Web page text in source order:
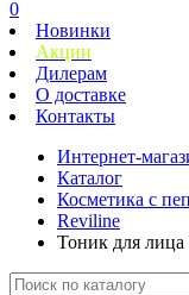
0
Новинки
Акции
Дилерам
О доставке
Контакты
Интернет-
Каталог
Косметика с
Reviline
Тоник для